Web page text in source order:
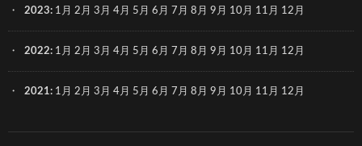
2023: 1月 2月 3月 4月 5月 6月 7月 8月 9月 10月 11月 12月
2022: 1月 2月 3月 4月 5月 6月 7月 8月 9月 10月 11月 12月
2021: 1月 2月 3月 4月 5月 6月 7月 8月 9月 10月 11月 12月